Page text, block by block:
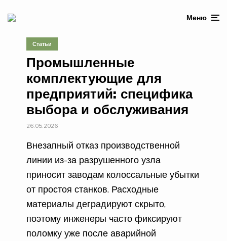
Меню
Статьи
Промышленные
комплектующие для
предприятий: специфика
выбора и обслуживания
26.05.2026
Внезапный отказ производственной
линии из-за разрушенного узла
приносит заводам колоссальные убытки
от простоя станков. Расходные
материалы деградируют скрыто,
поэтому инженеры часто фиксируют
поломку уже после аварийной